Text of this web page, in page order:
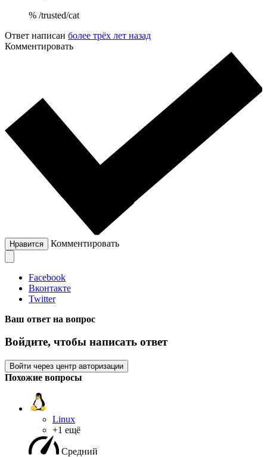
% /trusted/cat
Ответ написан более трёх лет назад
Комментировать
Нравится Комментировать
Facebook
Вконтакте
Twitter
Ваш ответ на вопрос
Войдите, чтобы написать ответ
Войти через центр авторизации
Похожие вопросы
Linux
+1 ещё
Средний